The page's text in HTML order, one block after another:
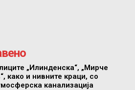
„Илинденска“, „Мирче
како и нивните краци, со
канализација